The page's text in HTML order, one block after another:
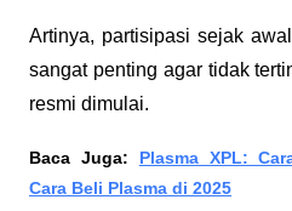
Artinya, partisipasi sejak
sangat penting agar tidak
resmi dimulai.
Baca Juga: Plasma XPL:
Cara Beli Plasma di 2025